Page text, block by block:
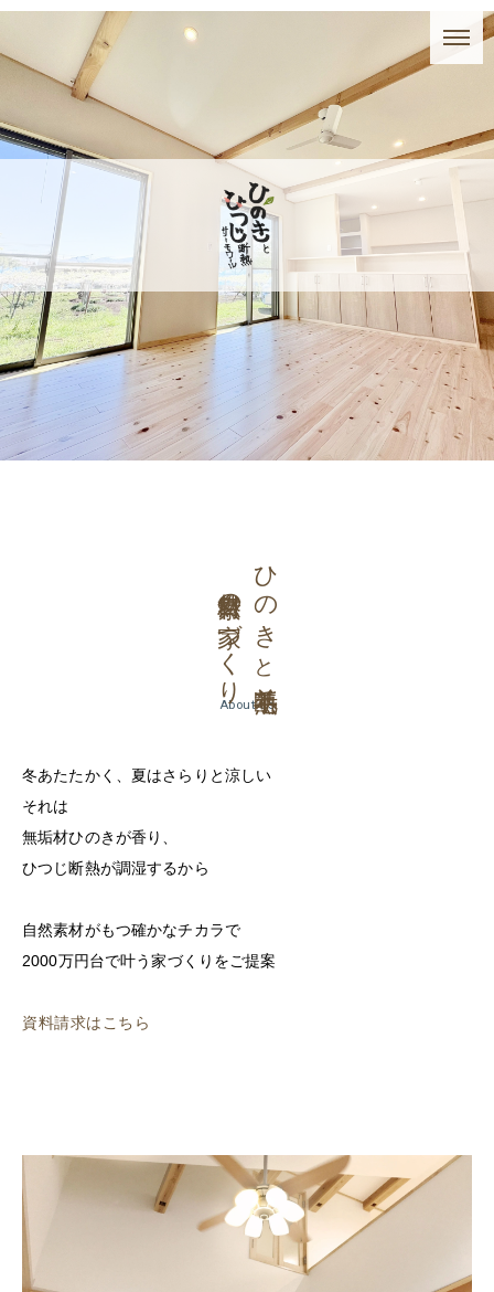
ひのき
と
自然素材の家づくり
About us
冬あたたかく、夏はさらりと涼しい
それは
無垢材ひのきが香り、
ひつじ断熱が調湿するから
自然素材がもつ確かなチカラで
2000万円台で叶う家づくりをご提案
資料請求はこちら